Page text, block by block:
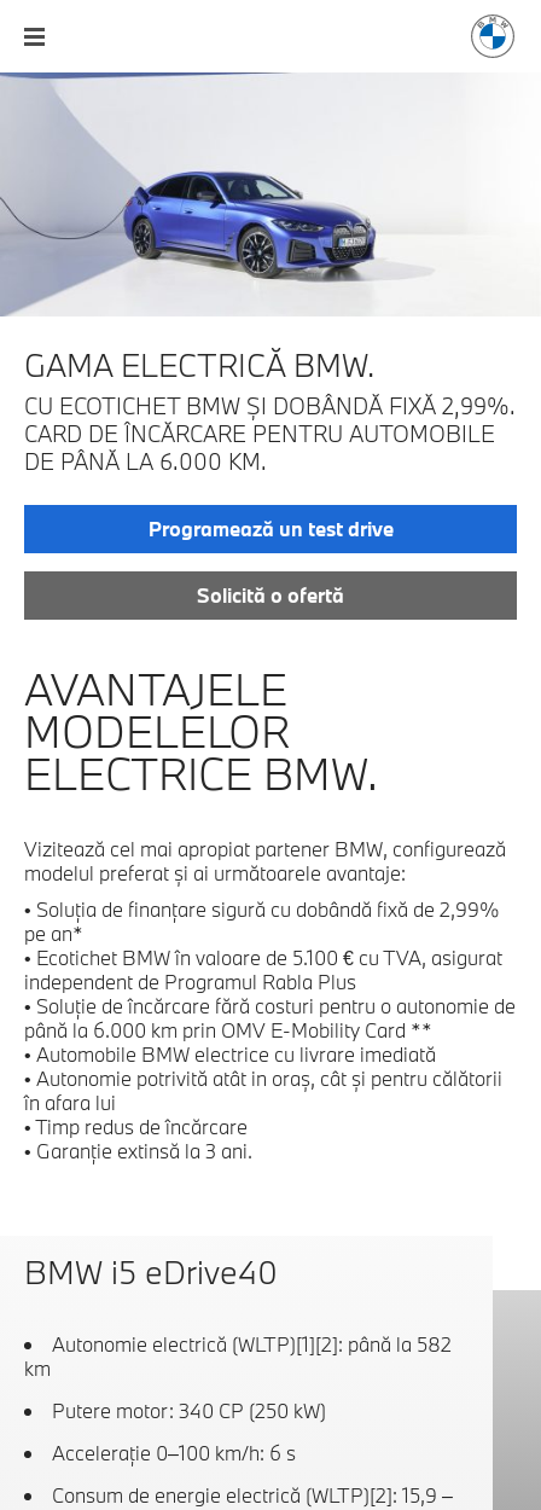
GAMA ELECTRICĂ BMW.
CU ECOTICHET BMW ȘI DOBÂNDĂ FIXĂ 2,99%.
CARD DE ÎNCĂRCARE PENTRU AUTOMOBILE
DE PÂNĂ LA 6.000 KM.
Programează un test drive
Solicită o ofertă
AVANTAJELE
MODELELOR
ELECTRICE BMW.
Vizitează cel mai apropiat partener BMW, configurează
modelul preferat şi ai următoarele avantaje:
• Soluţia de finanţare sigură cu dobândă fixă de 2,99%
pe an*
• Ecotichet BMW în valoare de 5.100 € cu TVA, asigurat
independent de Programul Rabla Plus
• Soluţie de încărcare fără costuri pentru o autonomie de
până la 6.000 km prin OMV E-Mobility Card **
• Automobile BMW electrice cu livrare imediată
• Autonomie potrivită atât in oraş, cât şi pentru călătorii
în afara lui
• Timp redus de încărcare
• Garanţie extinsă la 3 ani.
BMW i5 eDrive40
Autonomie electrică (WLTP)[1][2]: până la 582
km
Putere motor: 340 CP (250 kW)
Acceleraţie 0–100 km/h: 6 s
Consum de energie electrică (WLTP)[2]: 15,9 –